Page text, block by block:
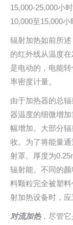
15,000-25,000小
10,000至15,000小
辐射加热如前所
的红外线从温度
是电动的，电能
率密度计量。
由于加热器的总
器温度的细微增
幅增加。大部分
收。为了将能量
射罩。厚度为
辐射能。不同的
料颗粒完全被塑
射加热设备时，应
对流加热，尽管